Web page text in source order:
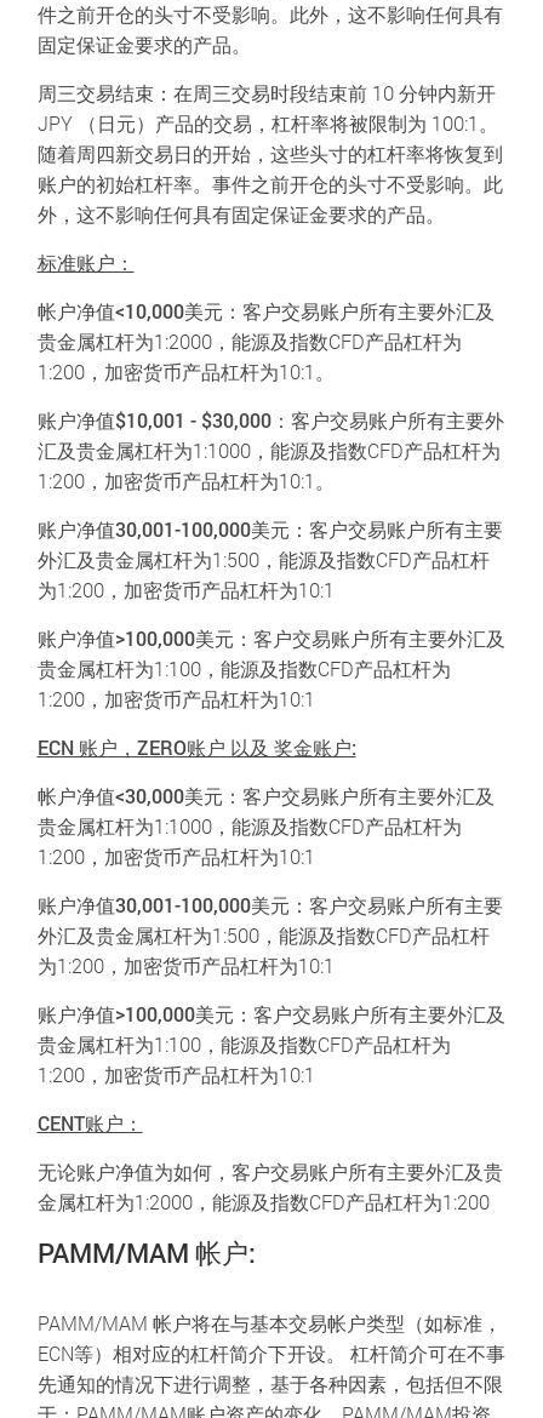
件之前开仓的头寸不受影响。此外，这不影响任何具有
固定保证金要求的产品。
周三交易结束：在周三交易时段结束前 10 分钟内新开
JPY （日元）产品的交易，杠杆率将被限制为 100:1。
随着周四新交易日的开始，这些头寸的杠杆率将恢复到
账户的初始杠杆率。事件之前开仓的头寸不受影响。此
外，这不影响任何具有固定保证金要求的产品。
标准账户：
帐户净值<10,000美元 ：客户交易账户所有主要外汇及
贵金属杠杆为1:2000，能源及指数CFD产品杠杆为
1:200，加密货币产品杠杆为10:1。
账户净值$10,001 - $30,000：客户交易账户所有主要外
汇及贵金属杠杆为1:1000，能源及指数CFD产品杠杆为
1:200，加密货币产品杠杆为10:1。
账户净值30,001-100,000美元 ：客户交易账户所有主要
外汇及贵金属杠杆为1:500，能源及指数CFD产品杠杆
为1:200，加密货币产品杠杆为10:1
账户净值>100,000美元 ：客户交易账户所有主要外汇及
贵金属杠杆为1:100，能源及指数CFD产品杠杆为
1:200，加密货币产品杠杆为10:1
ECN 账户，ZERO账户 以及 奖金账户:
帐户净值<30,000美元 ：客户交易账户所有主要外汇及
贵金属杠杆为1:1000，能源及指数CFD产品杠杆为
1:200，加密货币产品杠杆为10:1
账户净值30,001-100,000美元 ：客户交易账户所有主要
外汇及贵金属杠杆为1:500，能源及指数CFD产品杠杆
为1:200，加密货币产品杠杆为10:1
账户净值>100,000美元 ：客户交易账户所有主要外汇及
贵金属杠杆为1:100，能源及指数CFD产品杠杆为
1:200，加密货币产品杠杆为10:1
CENT账户：
无论账户净值为如何，客户交易账户所有主要外汇及贵
金属杠杆为1:2000，能源及指数CFD产品杠杆为1:200
PAMM/MAM 帐户:
PAMM/MAM 帐户将在与基本交易帐户类型（如标准，
ECN等）相对应的杠杆简介下开设。 杠杆简介可在不事
先通知的情况下进行调整，基于各种因素，包括但不限